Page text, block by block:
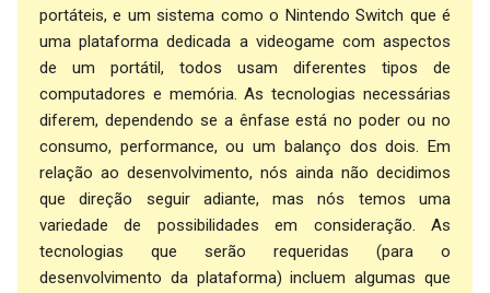
portáteis, e um sistema como o Nintendo Switch que é
uma plataforma dedicada a videogame com aspectos
de um portátil, todos usam diferentes tipos de
computadores e memória. As tecnologias necessárias
diferem, dependendo se a ênfase está no poder ou no
consumo, performance, ou um balanço dos dois. Em
relação ao desenvolvimento, nós ainda não decidimos
que direção seguir adiante, mas nós temos uma
variedade de possibilidades em consideração. As
tecnologias que serão requeridas (para o
desenvolvimento da plataforma) incluem algumas que